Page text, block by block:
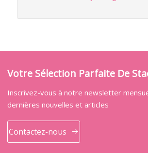
Votre Sélection Parfaite De
Inscrivez-vous à notre newsletter
dernières nouvelles et articles
Contactez-nous